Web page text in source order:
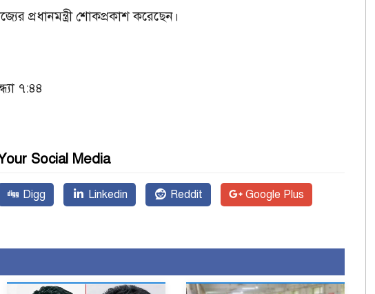
প্রধানমন্ত্রী শোকপ্রকাশ করেছেন।
৭:৪৪
Social Media
Digg Linkedin Reddit Google Plus